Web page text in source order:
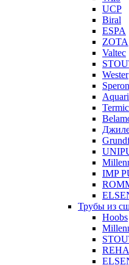
UCP
Biral
ESPA
ZOTA
Valtec
Wester
IMP
Трубы из
Hoobs